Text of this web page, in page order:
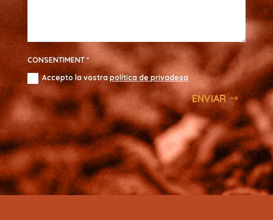
CONSENTIMENT *
Accepto la vostrapolítica de privadesa
ENVIAR